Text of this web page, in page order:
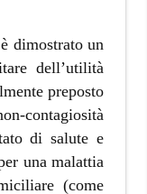
dimostrato un
dell’utilità
preposto
contagiosità
di salute e
una malattia
(come